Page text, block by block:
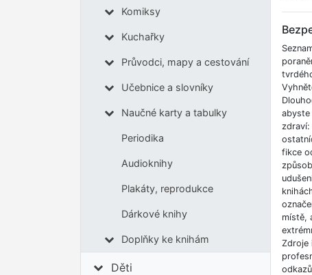
Komiksy
Kuchařky
Průvodci, mapy a cestování
Učebnice a slovníky
Naučné karty a tabulky
Periodika
Audioknihy
Plakáty, reprodukce
Dárkové knihy
Doplňky ke knihám
Děti
abyste
fikce
místě,
Zdroje